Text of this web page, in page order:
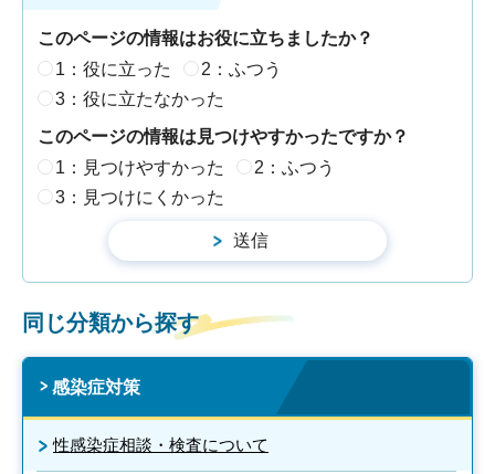
このページの情報はお役に立ちましたか？
1：役に立った
2：ふつう
3：役に立たなかった
このページの情報は見つけやすかったですか？
1：見つけやすかった
2：ふつう
3：見つけにくかった
同じ分類から探す
感染症対策
性感染症相談・検査について